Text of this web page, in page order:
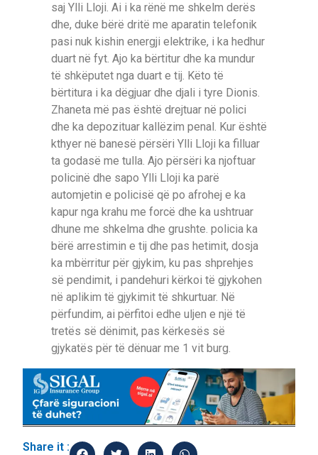
saj Ylli Lloji. Ai i ka rënë me shkelm derës
dhe, duke bërë dritë me aparatin telefonik
pasi nuk kishin energji elektrike, i ka hedhur
duart në fyt. Ajo ka bërtitur dhe ka mundur
të shkëputet nga duart e tij. Këto të
bërtitura i ka dëgjuar dhe djali i tyre Dionis.
Zhaneta më pas është drejtuar në polici
dhe ka depozituar kallëzim penal. Kur është
kthyer në banesë përsëri Ylli Lloji ka filluar
ta godasë me tulla. Ajo përsëri ka njoftuar
policinë dhe sapo Ylli Lloji ka parë
automjetin e policisë që po afrohej e ka
kapur nga krahu me forcë dhe ka ushtruar
dhune me shkelma dhe grushte. policia ka
bërë arrestimin e tij dhe pas hetimit, dosja
ka mbërritur për gjykim, ku pas shprehjes
së pendimit, i pandehuri kërkoi të gjykohen
në aplikim të gjykimit të shkurtuar. Në
përfundim, ai përfitoi edhe uljen e një të
tretës së dënimit, pas kërkesës së
gjykatës për të dënuar me 1 vit burg.
Share it :